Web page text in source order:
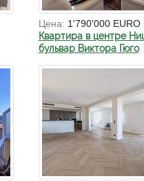
Цена: 1'790'000 EURO
Квартира в центре
бульвар Виктора Гюго